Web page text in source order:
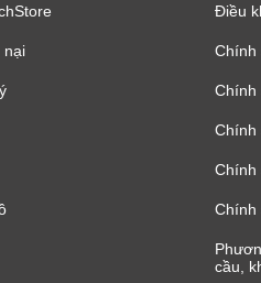
nại
Điều
Chính
Chính
Chính
Chính
Chính
cầu,